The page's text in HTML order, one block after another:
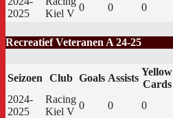
2025
Kiel V
0 0 0
Recreatief Veteranen A 24-25
Seizoen Club Goals Assists
Yellow
Cards
2024-
2025
Racing
Kiel V
0 0 0